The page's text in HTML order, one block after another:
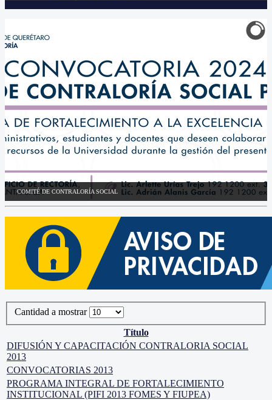
COMITÉ DE CONTRALORÍA SOCIAL
Cantidad a mostrar
Título
DIFUSIÓN Y CAPACITACIÓN CONTRALORIA SOCIAL
2013
CONVOCATORIAS 2013
PROGRAMA INTEGRAL DE FORTALECIMIENTO
INSTITUCIONAL (PIFI 2013 FOMES Y FIUPEA)